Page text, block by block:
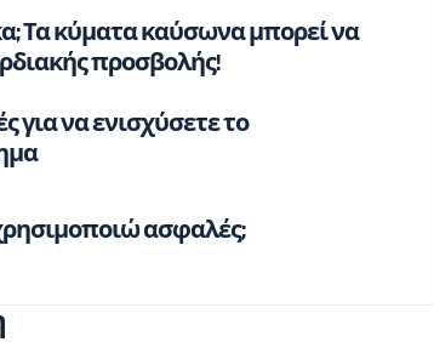
Τα κύματα καύσωνα μπορεί να
προσβολής!
για να ενισχύσετε το
ασφαλές;